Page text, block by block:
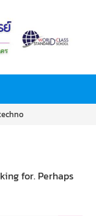
ยน
for. Perhaps